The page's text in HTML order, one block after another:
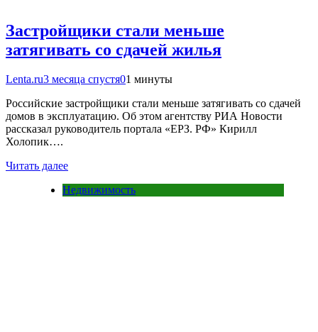
Застройщики стали меньше
затягивать со сдачей жилья
Lenta.ru3 месяца спустя01 минуты
Российские застройщики стали меньше затягивать со сдачей
домов в эксплуатацию. Об этом агентству РИА Новости
рассказал руководитель портала «ЕРЗ. РФ» Кирилл
Холопик….
Читать далее
Недвижимость